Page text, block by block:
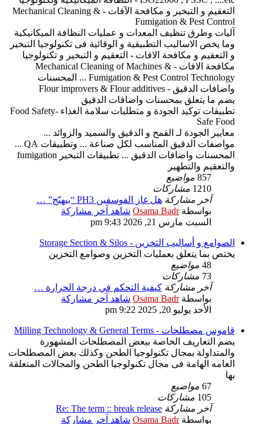
التعقيم و التبخير و مكافحة الآفات - Mechanical Cleaning &
Fumigation & Pest Control
آليات وطرق تنظيف المعدات و عمليات النظافة الميكانيكية
وما يخص الاساليب التطبيقية و الوقائية فى تكنولوجيا التبخير
و التعقيم و مكافحة الافات - التعقيم و التبخير و تكنولوجيا
مكافحة الافات - Mechanical Cleaning of Machines &
Fumigation & Pest Control Technology ... المحسنات
واضافات الدقيق - Flour improvers & Flour additives
يضم ما يتعلق بمحسنات واضافات الدقيق
تطبيقات توكيد الجودة و متطلبات سلامة الغذاء Food Safety-
Safe Food
معايير الجودة لـ القمح و الدقيق والسميد والزوائد ...
مواصفات الدقيق المناسب لكل صناعة ... وتطبيقات QA ...
المحسنات واضافات الدقيق ... تطبيقات التبخير fumigation
والتعقيم والتطهير
857 مواضيع
1210 مشاركات
آخر مشاركة هل غاز الفوسفين PH3 “بيهيّج” …
بواسطةOsama Badr شاهد آخر مشاركة
السبت مارس 21, 2026 9:43 pm
الصوامع و أساليب التخزين - Storage Section & Silos
يختص بما يتعلق بعمليات التخزين وصوامع التخزين
48 مواضيع
73 مشاركات
آخر مشاركة كيفية التحكم في درجة الحرارة …
بواسطةOsama Badr شاهد آخر مشاركة
الأحد يوليو 20, 2025 9:22 pm
قاموس مصطلحات - Milling Technology & General Terms
يضم التعاريف الخاصة ببعض المصطلحات المشهورة
والمتداولة بمجال تكنولوجيا الطحن وكذلك بعض المصطلحات
العامه الهامة فى مجال تكنولوجيا الطحن والمجالات المتعلقة
بها
67 مواضيع
105 مشاركات
آخر مشاركة Re: The term :: break release
بواسطةOsama Badr شاهد آخر مشاركة